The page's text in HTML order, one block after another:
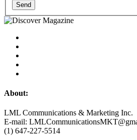
Send
About:
LML Communications & Marketing Inc.
E-mail:
(1) 647-227-5514